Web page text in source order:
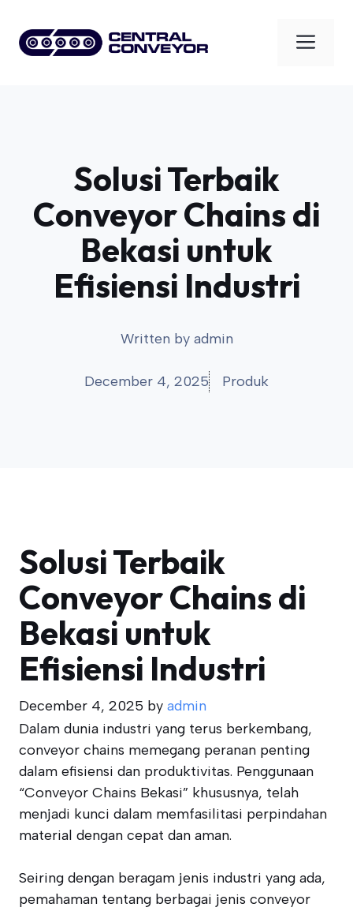
content
Solusi Terbaik
Conveyor Chains di
Bekasi untuk
Efisiensi Industri
Written by admin
December 4, 2025 Produk
Solusi Terbaik
Conveyor Chains di
Bekasi untuk
Efisiensi Industri
December 4, 2025 by admin
Dalam dunia industri yang terus berkembang,
conveyor chains memegang peranan penting
dalam efisiensi dan produktivitas. Penggunaan
“Conveyor Chains Bekasi” khususnya, telah
menjadi kunci dalam memfasilitasi perpindahan
material dengan cepat dan aman.
Seiring dengan beragam jenis industri yang ada,
pemahaman tentang berbagai jenis conveyor